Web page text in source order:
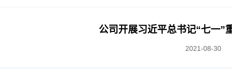
公司开展习近平总书记“七一”
2021-08-30